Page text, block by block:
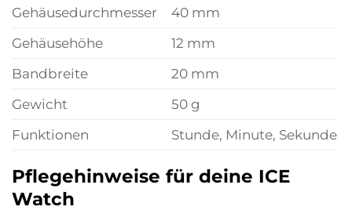
Gehäusedurchmesser
40 mm
Gehäusehöhe
12 mm
Bandbreite
20 mm
Gewicht
50 g
Funktionen
Stunde, Minute, Sekunde
Pflegehinweise für deine ICE
Watch